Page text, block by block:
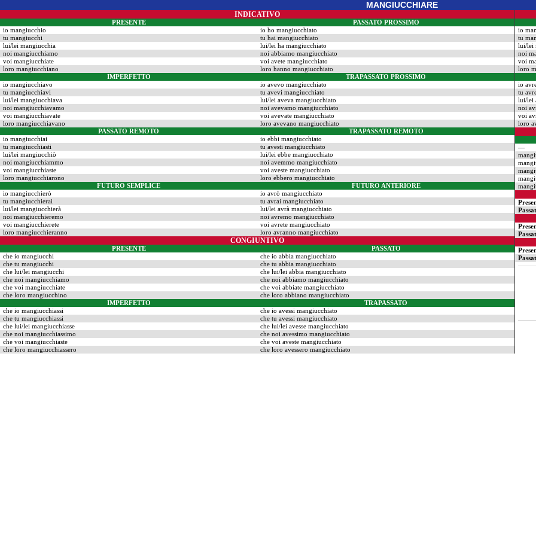
MANGIUCCHIARE
INDICATIVO
PRESENTE
PASSATO PROSSIMO
io mangiucchio
io ho mangiucchiato
tu mangiucchi
tu hai mangiucchiato
lui/lei mangiucchia
lui/lei ha mangiucchiato
noi mangiucchiamo
noi abbiamo mangiucchiato
voi mangiucchiate
voi avete mangiucchiato
loro mangiucchiano
loro hanno mangiucchiato
IMPERFETTO
TRAPASSATO PROSSIMO
io mangiucchiavo
io avevo mangiucchiato
tu mangiucchiavi
tu avevi mangiucchiato
lui/lei mangiucchiava
lui/lei aveva mangiucchiato
noi mangiucchiavamo
noi avevamo mangiucchiato
voi mangiucchiavate
voi avevate mangiucchiato
loro mangiucchiavano
loro avevano mangiucchiato
PASSATO REMOTO
TRAPASSATO REMOTO
io mangiucchiai
io ebbi mangiucchiato
tu mangiucchiasti
tu avesti mangiucchiato
lui/lei mangiucchiò
lui/lei ebbe mangiucchiato
noi mangiucchiammo
noi avemmo mangiucchiato
voi mangiucchiaste
voi aveste mangiucchiato
loro mangiucchiarono
loro ebbero mangiucchiato
FUTURO SEMPLICE
FUTURO ANTERIORE
io mangiucchierò
io avrò mangiucchiato
tu mangiucchierai
tu avrai mangiucchiato
lui/lei mangiucchierà
lui/lei avrà mangiucchiato
noi mangiucchieremo
noi avremo mangiucchiato
voi mangiucchierete
voi avrete mangiucchiato
loro mangiucchieranno
loro avranno mangiucchiato
CONGIUNTIVO
PRESENTE
PASSATO
che io mangiucchi
che io abbia mangiucchiato
che tu mangiucchi
che tu abbia mangiucchiato
che lui/lei mangiucchi
che lui/lei abbia mangiucchiato
che noi mangiucchiamo
che noi abbiamo mangiucchiato
che voi mangiucchiate
che voi abbiate mangiucchiato
che loro mangiucchino
che loro abbiano mangiucchiato
IMPERFETTO
TRAPASSATO
che io mangiucchiassi
che io avessi mangiucchiato
che tu mangiucchiassi
che tu avessi mangiucchiato
che lui/lei mangiucchiasse
che lui/lei avesse mangiucchiato
che noi mangiucchiassimo
che noi avessimo mangiucchiato
che voi mangiucchiaste
che voi aveste mangiucchiato
che loro mangiucchiassero
che loro avessero mangiucchiato
io
tu
lui/lei
noi
voi
loro
io
tu
lui/lei
noi
voi
loro
—